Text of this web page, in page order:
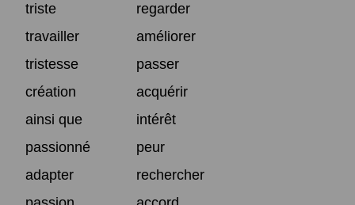
triste
regarder
travailler
améliorer
tristesse
passer
création
acquérir
ainsi que
intérêt
passionné
peur
adapter
rechercher